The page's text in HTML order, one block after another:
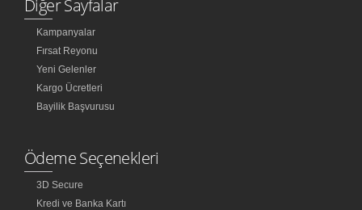
Diğer Sayfalar
Kampanyalar
Fırsat Reyonu
Yeni Gelenler
Kargo Ücretleri
Bayilik Başvurusu
Ödeme Seçenekleri
3D Secure
Kredi ve Banka Kartı